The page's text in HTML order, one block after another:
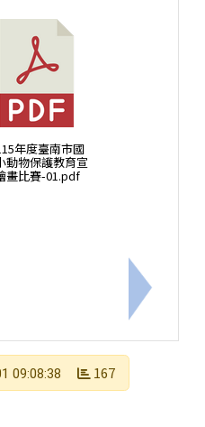
政府補助之115年度產業人才
年度臺南市國
動物保護教育宣
畫比賽-01.pdf
下一筆：
09:08:38 167